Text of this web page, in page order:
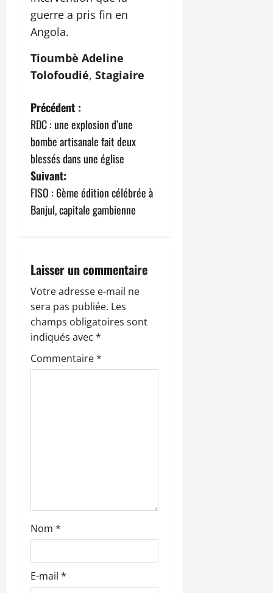
guerre a pris fin en
Angola.
Tioumbè Adeline
Tolofoudié, Stagiaire
N
a
v
i
g
t
i
o
n
d
c
l
e
Précédent :
RDC : une explosion d’une
bombe artisanale fait deux
blessés dans une église
Suivant:
FISO : 6ème édition célébrée à
Banjul, capitale gambienne
Laisser un commentaire
Votre adresse e-mail ne
sera pas publiée. Les
champs obligatoires sont
indiqués avec *
Commentaire*
Nom *
E-mail *